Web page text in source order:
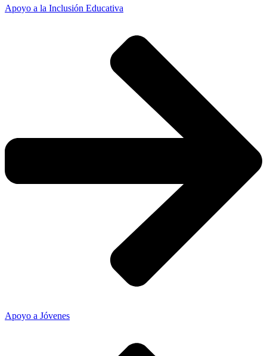
Apoyo a la Inclusión Educativa
Apoyo a Jóvenes